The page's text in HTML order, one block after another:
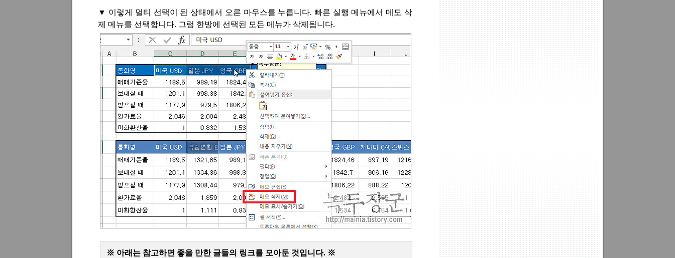
▼ 이렇게 멀티 선택이 된 상태에서 오른 마우스를 누릅니다. 빠른 실행 메뉴에서 메모 삭
제 메뉴를 선택합니다. 그럼 한방에 선택된 모든 메뉴가 삭제됩니다.
※ 아래는 참고하면 좋을 만한 글들의 링크를 모아둔 것입니다. ※